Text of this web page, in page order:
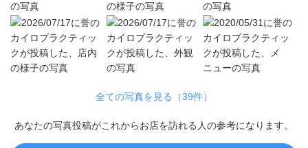
全ての写真を見る（39件）
あなたの写真投稿がこれからお店を訪れる人の参考になります。